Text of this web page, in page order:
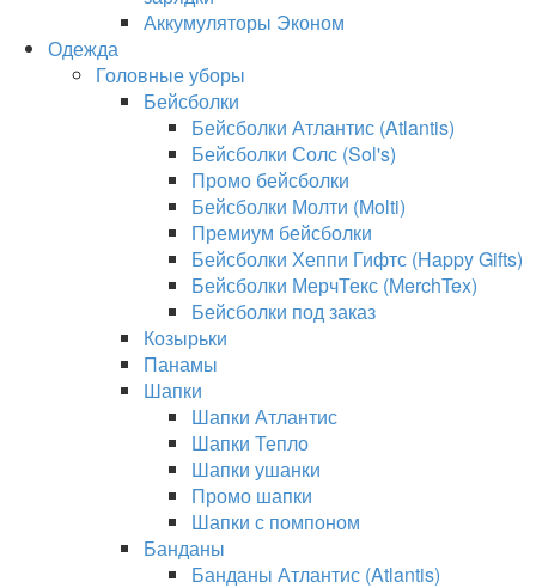
Аккумуляторы Эконом
Одежда
Головные уборы
Бейсболки
Бейсболки Атлантис (Atlantis)
Бейсболки Солс (Sol's)
Промо бейсболки
Бейсболки Молти (Molti)
Премиум бейсболки
Бейсболки Хеппи Гифтс (Happy Gifts)
Бейсболки МерчТекс (MerchTex)
Бейсболки под заказ
Козырьки
Панамы
Шапки
Шапки Атлантис
Шапки Тепло
Шапки ушанки
Промо шапки
Шапки с помпоном
Банданы
Банданы Атлантис (Atlantis)